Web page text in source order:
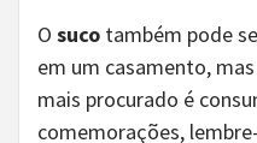
O suco também pode
em um casamento,
mais procurado é
comemorações,